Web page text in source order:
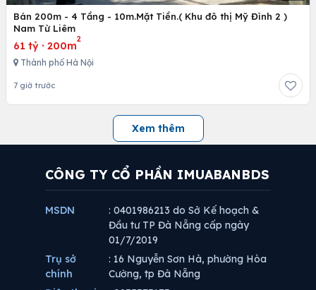
Bán 200m - 4 Tầng - 10m.Mặt Tiền.( Khu đô thị Mỹ Đình 2 )
Nam Từ Liêm
61 tỷ · 200m
2
Thành phố Hà Nội
7 giờ trước
Xem thêm
CÔNG TY CỔ PHẦN IMUABANBDS
MSDN
: 0401986213 do Sở Kế hoạch &
Đầu tư TP Đà Nẵng cấp ngày
01/7/2019
Trụ sở
chính
: 16 Nguyễn Sơn Hà, phường Hòa
Cường, tp Đà Nẵng